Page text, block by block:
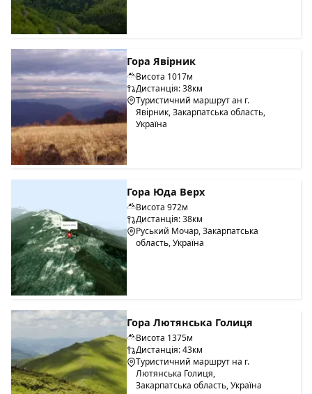
Гора Явірник
Висота 1017м
Дистанція: 38км
Туристичний маршрут ан г.
Явірник, Закарпатська область,
Україна
Гора Юда Верх
Висота 972м
Дистанція: 38км
Руський Мочар, Закарпатська
область, Україна
Гора Лютянська Голиця
Висота 1375м
Дистанція: 43км
Туристичний маршрут на г.
Лютянська Голиця,
Закарпатська область, Україна